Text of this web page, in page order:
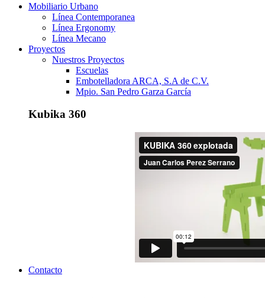
Mobiliario Urbano
Línea Contemporanea
Línea Ergonomy
Línea Mecano
Proyectos
Nuestros Proyectos
Escuelas
Embotelladora ARCA, S.A de C.V.
Mpio. San Pedro Garza García
Kubika 360
Contacto